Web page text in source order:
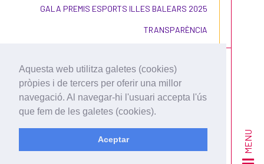
Aquesta web utilitza galetes (cookies)
pròpies i de tercers per oferir una millor
navegació. Al navegar-hi l'usuari accepta l'ús
que fem de les galetes (cookies).
Aceptar MENU
GALA PREMIS ESPORTS ILLES BALEARS 2025
TRANSPARÈNCIA
CONDICIONS D'ÚS I
CONTRACTACIÓ
POLÍTICA DE PRIVACITAT
POLÍTICA DE COOKIES